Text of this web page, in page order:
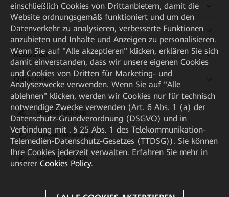
Kaufanleitung
Partner
Ressourcen
Quick Links
HUAWEI eKit App
Huawei HiKnow App
HUAWEI eFly App
einschließlich Cookies von Drittanbietern, damit die
Website ordnungsgemäß funktioniert und um den
Datenverkehr zu analysieren, verbesserte Funktionen
anzubieten und Inhalte und Anzeigen zu personalisieren.
Wenn Sie auf "Alle akzeptieren" klicken, erklären Sie sich
damit einverstanden, dass wir unsere eigenen Cookies
und Cookies von Dritten für Marketing- und
Analysezwecke verwenden. Wenn Sie auf "Alle
ablehnen" klicken, werden wir Cookies nur für technisch
notwendige Zwecke verwenden (Art. 6 Abs. 1 (a) der
Datenschutz-Grundverordnung (DSGVO) und in
Verbindung mit . § 25 Abs. 1 des Telekommunikation-
Telemedien-Datenschutz-Gesetzes (TTDSG)). Sie können
Ihre Cookies jederzeit verwalten. Erfahren Sie mehr in
unserer Cookies Policy.